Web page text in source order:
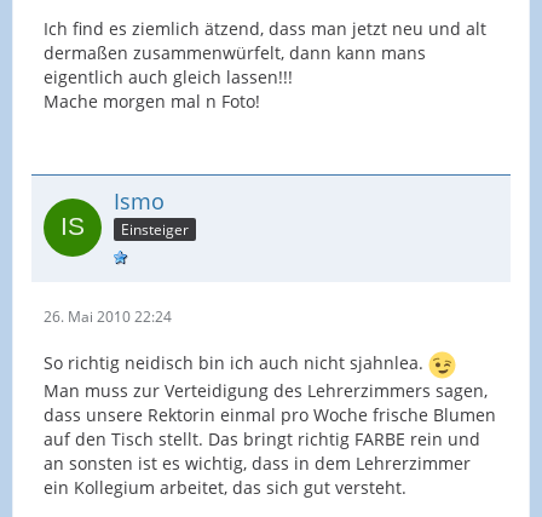
Ich find es ziemlich ätzend, dass man jetzt neu und alt
dermaßen zusammenwürfelt, dann kann mans
eigentlich auch gleich lassen!!!
Mache morgen mal n Foto!
Ismo
Einsteiger
26. Mai 2010 22:24
So richtig neidisch bin ich auch nicht sjahnlea.
Man muss zur Verteidigung des Lehrerzimmers sagen,
dass unsere Rektorin einmal pro Woche frische Blumen
auf den Tisch stellt. Das bringt richtig FARBE rein und
an sonsten ist es wichtig, dass in dem Lehrerzimmer
ein Kollegium arbeitet, das sich gut versteht.